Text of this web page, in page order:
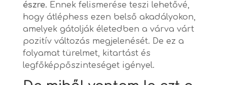
észre. Ennek felismerése teszi lehetővé,
hogy átléphess ezen belső akadályokon,
amelyek gátolják életedben a várva várt
pozitív változás megjelenését. De ez a
folyamat türelmet, kitartást és
legfőképpőszinteséget igényel.